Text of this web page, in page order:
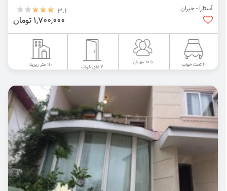
آستارا - حیران 3.1
1,700,000 تومان
4 تخت خواب تا 10 مهمان
2 اتاق خواب 110 متر زیربنا